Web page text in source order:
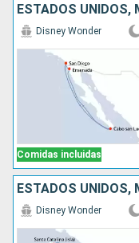
ESTADOS UNIDOS,
Comidas incluidas
Disney Wonder
ESTADOS UNIDOS,
Disney Wonder